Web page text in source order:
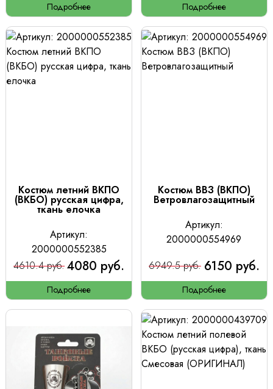
Подробнее Подробнее
Костюм летний ВКПО
(ВКБО) русская цифра,
ткань елочка
Артикул:
2000000552385
4610.4 руб.4080 руб.
Подробнее
Костюм ВВЗ (ВКПО)
Ветровлагозащитный
Артикул:
2000000554969
6949.5 руб. 6150 руб.
Подробнее